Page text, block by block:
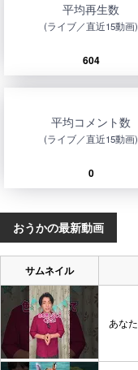
平均再生数
(ライブ／直近15動画)
604
平均コメント数
(ライブ／直近15動画)
0
おうかの最新動画
サムネイル
あな